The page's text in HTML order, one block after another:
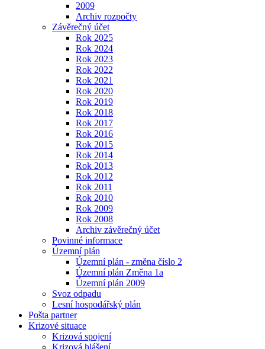
2009
Archiv rozpočty
Závěrečný účet
Rok 2025
Rok 2024
Rok 2023
Rok 2022
Rok 2021
Rok 2020
Rok 2019
Rok 2018
Rok 2017
Rok 2016
Rok 2015
Rok 2014
Rok 2013
Rok 2012
Rok 2011
Rok 2010
Rok 2009
Rok 2008
Archiv závěrečný účet
Povinné informace
Územní plán
Územní plán - změna číslo 2
Územní plán Změna 1a
Územní plán 2009
Svoz odpadu
Lesní hospodářský plán
Pošta partner
Krizové situace
Krizová spojení
Krizová hlášení